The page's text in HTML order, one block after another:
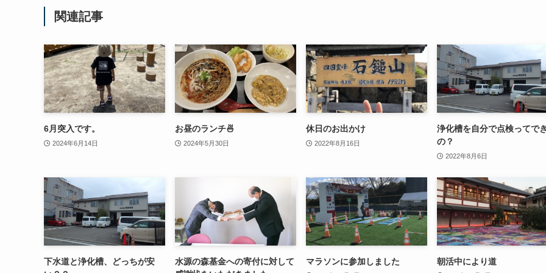
関連記事
6月突入です。
2024年6月14日
お昼のランチ🍜
2024年5月30日
休日のお出かけ
2022年8月16日
浄化槽を自分で点検ってで
の？
2022年8月6日
下水道と浄化槽、どっちが安
水源の森基金への寄付に対して
マラソンに参加しました 朝活中により道